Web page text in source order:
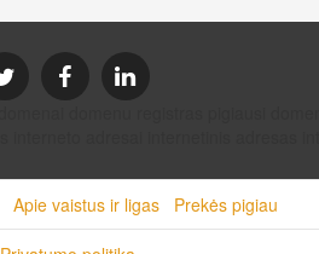
Apie vaistus ir ligas Prekės pigiau